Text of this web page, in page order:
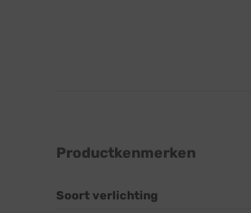
Productkenmerken
Soort verlichting